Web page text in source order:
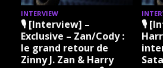
INTERVIEW
🎙 [Interview] –
Exclusive – Zan/Cody :
le grand retour de
Zinny J. Zan & Harry
🎙